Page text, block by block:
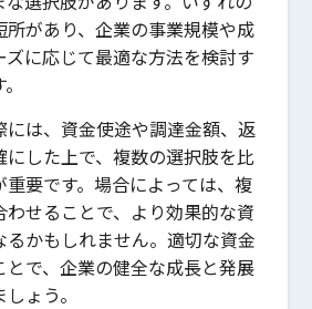
所があり、企業の事業規模や成
に応じて最適な方法を検討す
には、資金使途や調達金額、返
した上で、複数の選択肢を比
要です。場合によっては、複
せることで、より効果的な資
かもしれません。適切な資金
で、企業の健全な成長と発展
ょう。